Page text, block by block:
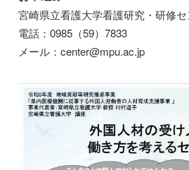
宮崎県立看護大学看護研究・研修
電話：0985（59）7833
メール：center@mpu.ac.jp